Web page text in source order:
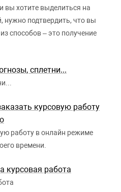
вы хотите выделиться на
нужно подтвердить, что вы
способов – это получение
сплетни...
курсовую работу
работу в онлайн режиме
времени.
курсовая работа